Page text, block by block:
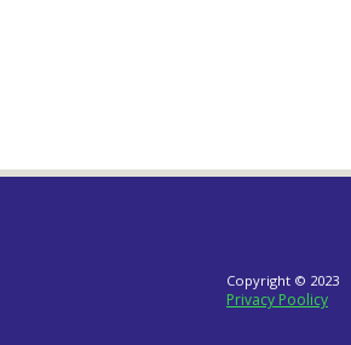
Copyright © 2023
Privacy Poolicy